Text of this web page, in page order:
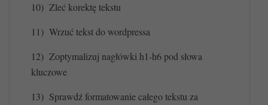
10) Zleć korektę tekstu
11) Wrzuć tekst do wordpressa
12) Zoptymalizuj nagłówki h1-h6 pod słowa
kluczowe
13) Sprawdź formatowanie całego tekstu za